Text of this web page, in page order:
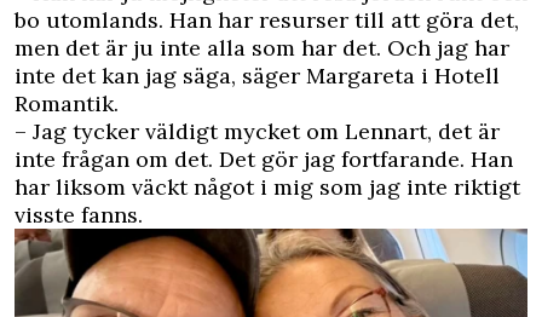
bo utomlands. Han har resurser till att göra det,
men det är ju inte alla som har det. Och jag har
inte det kan jag säga, säger Margareta i Hotell
Romantik.
– Jag tycker väldigt mycket om Lennart, det är
inte frågan om det. Det gör jag fortfarande. Han
har liksom väckt något i mig som jag inte riktigt
visste fanns.